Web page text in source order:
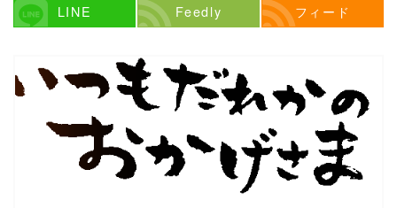
LINE
Feedly フィード